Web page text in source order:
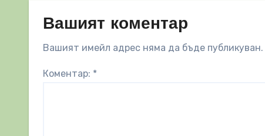
Вашият коментар
Вашият имейл адрес няма да бъде публикуван.
Коментар: *